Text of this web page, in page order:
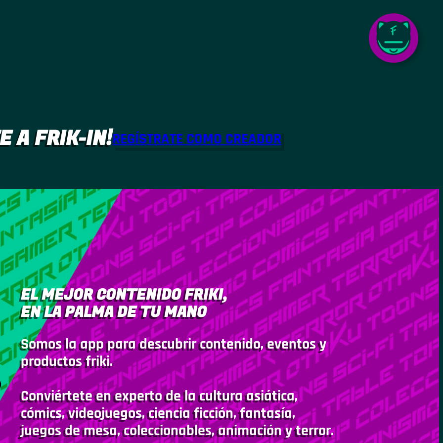
A FRIK-IN!REGÍSTRATE COMO CREADOR
EL MEJOR CONTENIDO FRIKI,
EN LA PALMA DE TU MANO
Somos la app para descubrir contenido, eventos y
productos friki.
Conviértete en experto de la cultura asiática,
cómics, videojuegos, ciencia ficción, fantasía,
juegos de mesa, coleccionables, animación y terror.